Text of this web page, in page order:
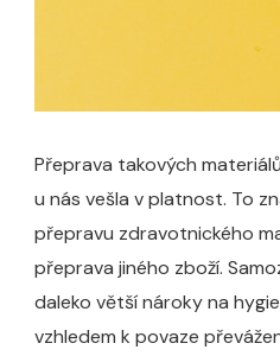
Přeprava takových
u nás vešla v platnost. To
přepravu zdravotnického
přeprava jiného zboží.
daleko větší nároky na
vzhledem k povaze